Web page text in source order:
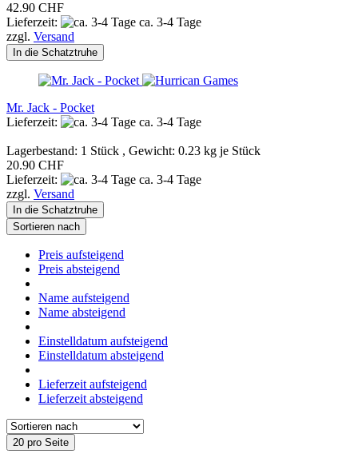
42.90 CHF
Lieferzeit:
ca. 3-4 Tage
zzgl. Versand
In die Schatztruhe
Mr. Jack - Pocket
Lieferzeit:
ca. 3-4 Tage
Lagerbestand: 1 Stück , Gewicht: 0.23 kg je Stück
20.90 CHF
Lieferzeit:
ca. 3-4 Tage
zzgl. Versand
In die Schatztruhe
Sortieren nach
Preis aufsteigend
Preis absteigend
Name aufsteigend
Name absteigend
Einstelldatum aufsteigend
Einstelldatum absteigend
Lieferzeit aufsteigend
Lieferzeit absteigend
20 pro Seite